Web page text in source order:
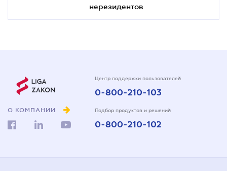
нерезидентов
О КОМПАНИИ
Центр поддержки пользователей
0-800-210-103
Подбор продуктов и решений
0-800-210-102